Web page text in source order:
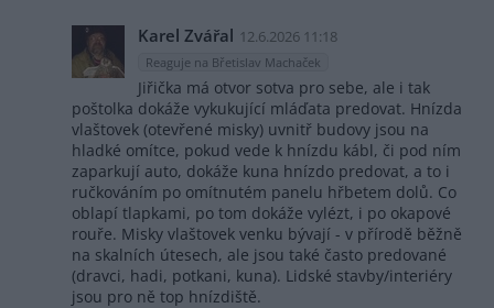
Karel Zvářal 12.6.2026 11:18
Reaguje na Břetislav Machaček
Jiřička má otvor sotva pro sebe, ale i tak
poštolka dokáže vykukující mláďata predovat. Hnízda
vlaštovek (otevřené misky) uvnitř budovy jsou na
hladké omítce, pokud vede k hnízdu kábl, či pod ním
zaparkují auto, dokáže kuna hnízdo predovat, a to i
ručkováním po omítnutém panelu hřbetem dolů. Co
oblapí tlapkami, po tom dokáže vylézt, i po okapové
rouře. Misky vlaštovek venku bývají - v přírodě běžně
na skalních útesech, ale jsou také často predované
(dravci, hadi, potkani, kuna). Lidské stavby/interiéry
jsou pro ně top hnízdiště.